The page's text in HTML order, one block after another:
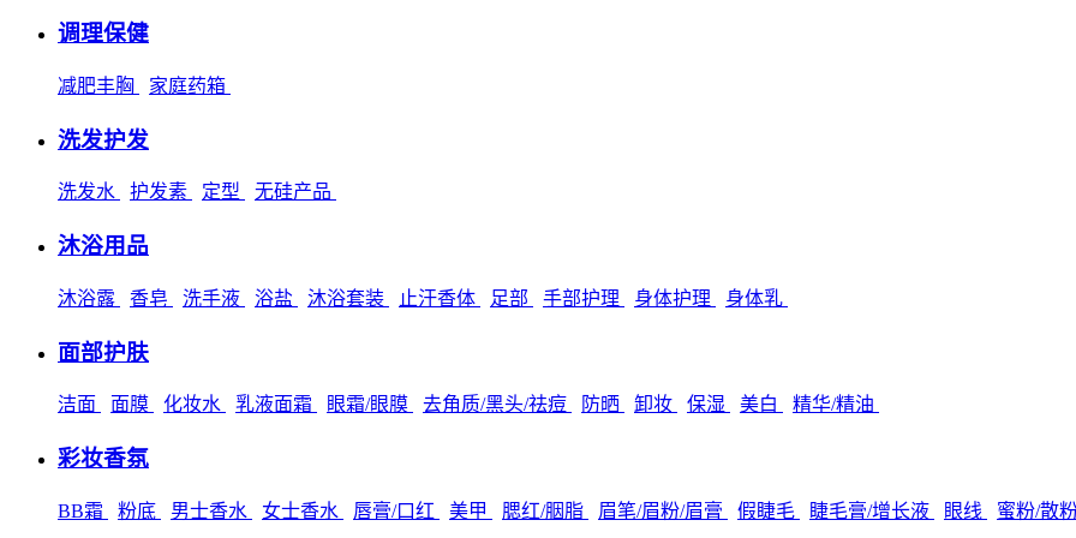
调理保健
减肥丰胸 家庭药箱
洗发护发
洗发水 护发素 定型 无硅产品
沐浴用品
沐浴露 香皂 洗手液 浴盐 沐浴套装 止汗香体 足部 手部护理 身体护理 身体乳
面部护肤
洁面 面膜 化妆水 乳液面霜 眼霜/眼膜 去角质/黑头/祛痘 防晒 卸妆 保湿 美白 精华/精油
彩妆香氛
BB霜 粉底 男士香水 女士香水 唇膏/口红 美甲 腮红/胭脂 眉笔/眉粉/眉膏 假睫毛 睫毛膏/增长液 眼线 蜜粉/散